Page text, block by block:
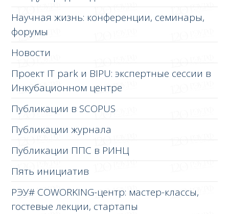
Научная жизнь: конференции, семинары,
форумы
Новости
Проект IT park и BIPU: экспертные сессии в
Инкубационном центре
Публикации в SCOPUS
Публикации журнала
Публикации ППС в РИНЦ
Пять инициатив
РЭУ# COWORKING-центр: мастер-классы,
гостевые лекции, стартапы